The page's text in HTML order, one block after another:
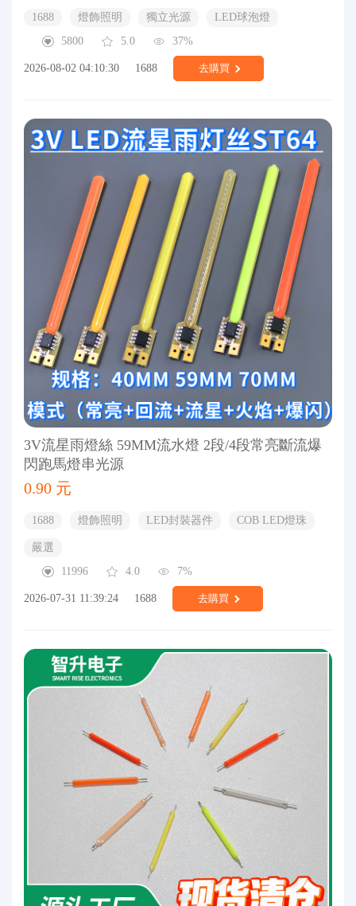
1688 燈飾照明 獨立光源
LED球泡燈
5800
5.0 37%
2026-08-02 04:10:30 1688 去購買
3V流星雨燈絲 59MM流水燈 2段/4段常亮斷流爆
閃跑馬燈串光源
0.90 元
1688 燈飾照明 LED封裝器件 COB LED燈珠
嚴選
11996
4.0 7%
2026-07-31 11:39:24 1688 去購買